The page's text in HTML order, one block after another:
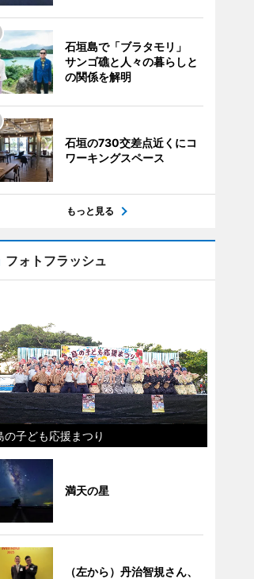
石垣島で「ブラタモリ」
サンゴ礁と人々の暮らしと
の関係を解明
石垣の730交差点近くにコ
ワーキングスペース
もっと見る
フォトフラッシュ
の子ども応援まつり
満天の星
（左から）丹治智規さん、